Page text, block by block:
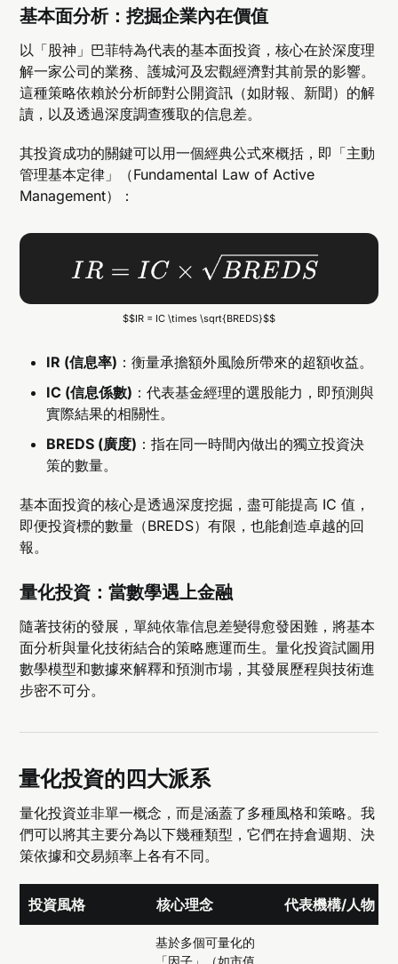
基本面分析：挖掘企業內在價值
以「股神」巴菲特為代表的基本面投資，核心在於深度理
解一家公司的業務、護城河及宏觀經濟對其前景的影響。
這種策略依賴於分析師對公開資訊（如財報、新聞）的解
讀，以及透過深度調查獲取的信息差。
其投資成功的關鍵可以用一個經典公式來概括，即「主動
管理基本定律」（Fundamental Law of Active
Management）：
$$IR = IC \times \sqrt{BREDS}$$
IR (信息率) ：衡量承擔額外風險所帶來的超額收益。
IC (信息係數) ：代表基金經理的選股能力，即預測與
實際結果的相關性。
BREDS (廣度) ：指在同一時間內做出的獨立投資決
策的數量。
基本面投資的核心是透過深度挖掘，盡可能提高 IC 值，
即便投資標的數量（BREDS）有限，也能創造卓越的回
報。
量化投資：當數學遇上金融
隨著技術的發展，單純依靠信息差變得愈發困難，將基本
面分析與量化技術結合的策略應運而生。量化投資試圖用
數學模型和數據來解釋和預測市場，其發展歷程與技術進
步密不可分。
量化投資的四大派系
量化投資並非單一概念，而是涵蓋了多種風格和策略。我
們可以將其主要分為以下幾種類型，它們在持倉週期、決
策依據和交易頻率上各有不同。
投資風格 核心理念 代表機構/人物
基於多個可量化的
「因子」（如市值、